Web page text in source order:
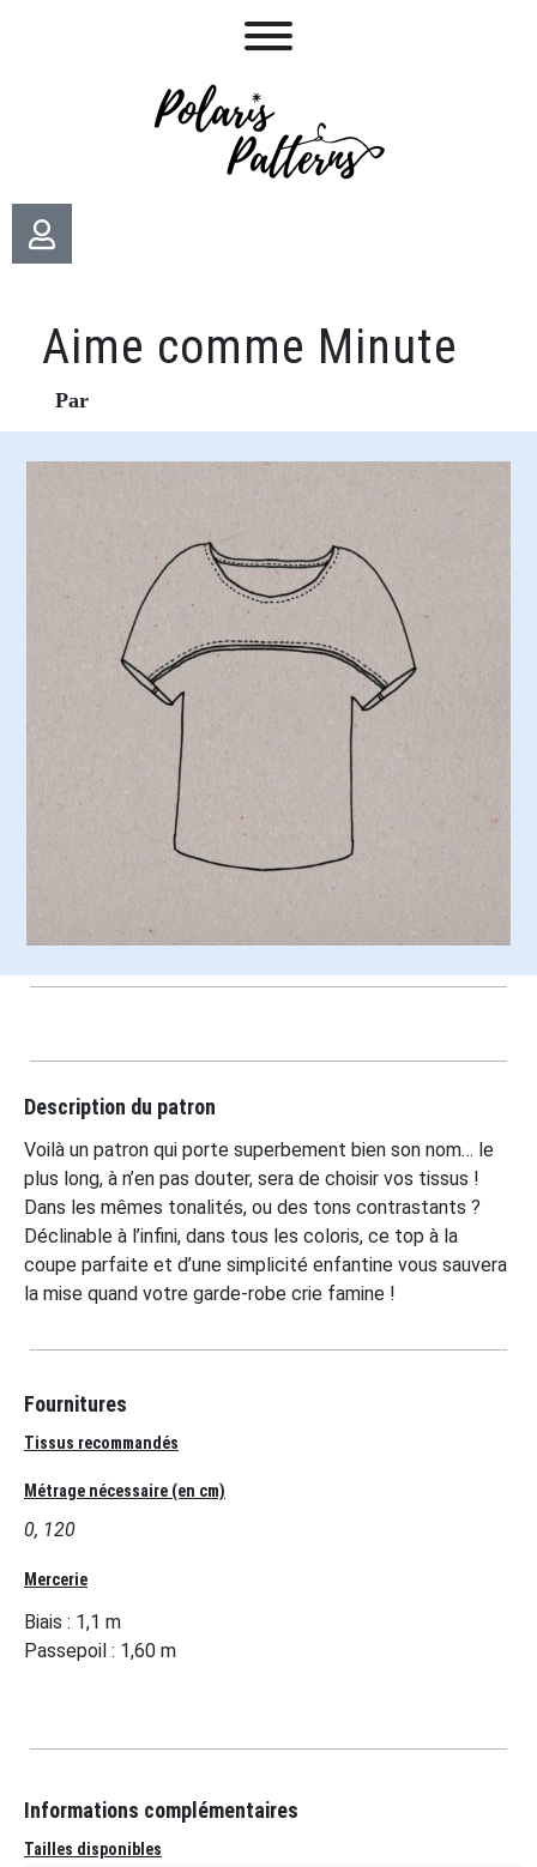
Aime comme Minute
Par
Description du patron
Voilà un patron qui porte superbement bien son nom… le
plus long, à n’en pas douter, sera de choisir vos tissus !
Dans les mêmes tonalités, ou des tons contrastants ?
Déclinable à l’infini, dans tous les coloris, ce top à la
coupe parfaite et d’une simplicité enfantine vous sauvera
la mise quand votre garde-robe crie famine !
Fournitures
Tissus recommandés
Métrage nécessaire (en cm)
0, 120
Mercerie
Biais : 1,1 m
Passepoil : 1,60 m
Informations complémentaires
Tailles disponibles